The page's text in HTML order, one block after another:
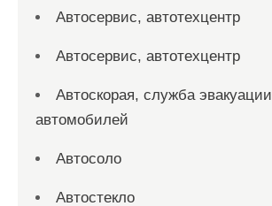
Автосервис, автотехцентр
Автосервис, автотехцентр
Автоскорая, служба эвакуации
автомобилей
Автосоло
Автостекло